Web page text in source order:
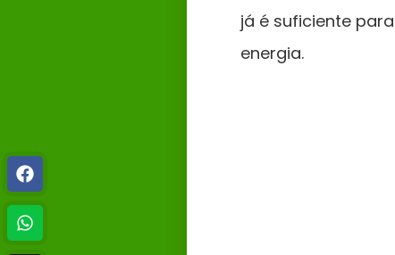
já é suficiente
energia.